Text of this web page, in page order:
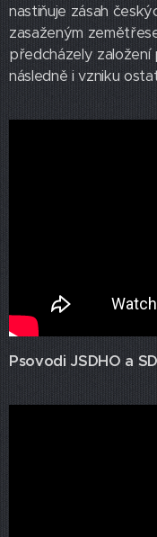
nastiňuje zásah
zasaženým
předcházely založení
následně i vzniku
Psovodi JSDHO a